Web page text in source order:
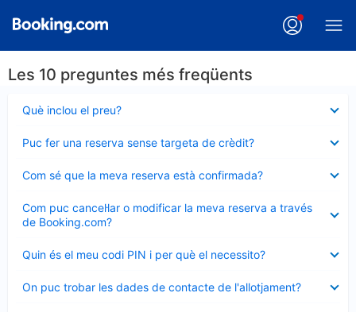
Les 10 preguntes més freqüents
Què inclou el preu?
tancat
Puc fer una reserva sense targeta de crèdit?
tancat
Com sé que la meva reserva està confirmada?
tancat
Com puc cancel·lar o modificar la meva reserva a través
de Booking.com?
tancat
Quin és el meu codi PIN i per què el necessito?
tancat
On puc trobar les dades de contacte de l'allotjament?
tancat